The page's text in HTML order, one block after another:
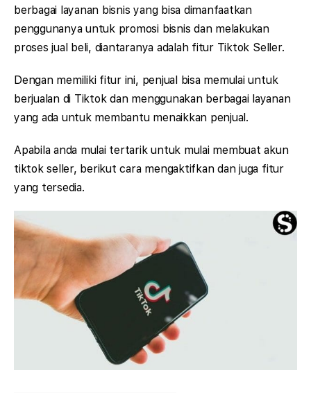
berbagai layanan bisnis yang bisa dimanfaatkan
penggunanya untuk promosi bisnis dan melakukan
proses jual beli, diantaranya adalah fitur Tiktok Seller.
Dengan memiliki fitur ini, penjual bisa memulai untuk
berjualan di Tiktok dan menggunakan berbagai layanan
yang ada untuk membantu menaikkan penjual.
Apabila anda mulai tertarik untuk mulai membuat akun
tiktok seller, berikut cara mengaktifkan dan juga fitur
yang tersedia.